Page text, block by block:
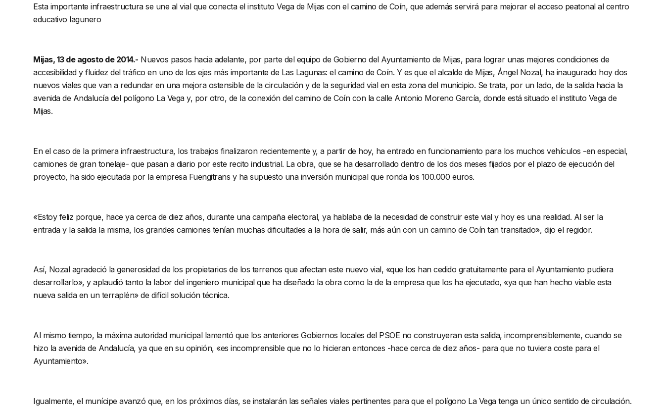
Esta importante infraestructura se une al vial que conecta el instituto Vega de Mijas con el camino de Coín, que además servirá para mejorar el acceso peatonal al centro
educativo lagunero
Mijas, 13 de agosto de 2014.- Nuevos pasos hacia adelante, por parte del equipo de Gobierno del Ayuntamiento de Mijas, para lograr unas mejores condiciones de
accesibilidad y fluidez del tráfico en uno de los ejes más importante de Las Lagunas: el camino de Coín. Y es que el alcalde de Mijas, Ángel Nozal, ha inaugurado hoy dos
nuevos viales que van a redundar en una mejora ostensible de la circulación y de la seguridad vial en esta zona del municipio. Se trata, por un lado, de la salida hacia la
avenida de Andalucía del polígono La Vega y, por otro, de la conexión del camino de Coín con la calle Antonio Moreno García, donde está situado el instituto Vega de
Mijas.
En el caso de la primera infraestructura, los trabajos finalizaron recientemente y, a partir de hoy, ha entrado en funcionamiento para los muchos vehículos -en especial,
camiones de gran tonelaje- que pasan a diario por este recito industrial. La obra, que se ha desarrollado dentro de los dos meses fijados por el plazo de ejecución del
proyecto, ha sido ejecutada por la empresa Fuengitrans y ha supuesto una inversión municipal que ronda los 100.000 euros.
«Estoy feliz porque, hace ya cerca de diez años, durante una campaña electoral, ya hablaba de la necesidad de construir este vial y hoy es una realidad. Al ser la
entrada y la salida la misma, los grandes camiones tenían muchas dificultades a la hora de salir, más aún con un camino de Coín tan transitado», dijo el regidor.
Así, Nozal agradeció la generosidad de los propietarios de los terrenos que afectan este nuevo vial, «que los han cedido gratuitamente para el Ayuntamiento pudiera
desarrollarlo», y aplaudió tanto la labor del ingeniero municipal que ha diseñado la obra como la de la empresa que los ha ejecutado, «ya que han hecho viable esta
nueva salida en un terraplén» de difícil solución técnica.
Al mismo tiempo, la máxima autoridad municipal lamentó que los anteriores Gobiernos locales del PSOE no construyeran esta salida, incomprensiblemente, cuando se
hizo la avenida de Andalucía, ya que en su opinión, «es incomprensible que no lo hicieran entonces -hace cerca de diez años- para que no tuviera coste para el
Ayuntamiento».
Igualmente, el munícipe avanzó que, en los próximos días, se instalarán las señales viales pertinentes para que el polígono La Vega tenga un único sentido de circulación.